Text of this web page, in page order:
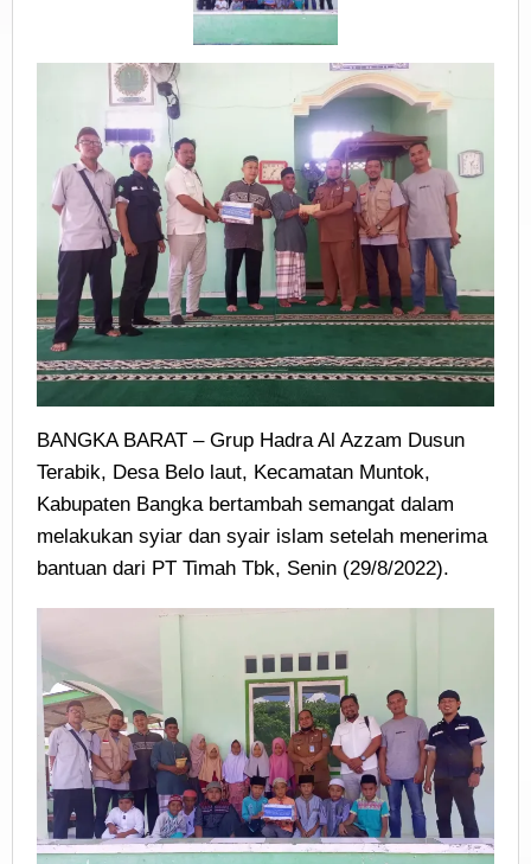
Laut.
BANGKA BARAT – Grup Hadra Al Azzam Dusun
Terabik, Desa Belo laut, Kecamatan Muntok,
Kabupaten Bangka bertambah semangat dalam
melakukan syiar dan syair islam setelah menerima
bantuan dari PT Timah Tbk, Senin (29/8/2022).